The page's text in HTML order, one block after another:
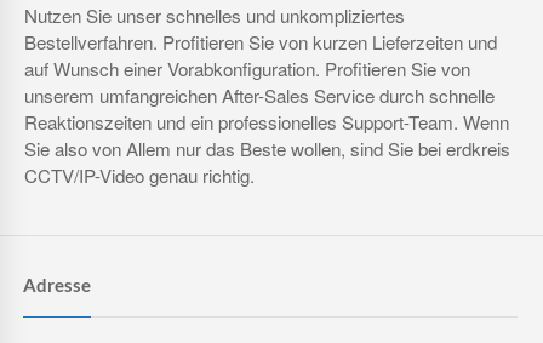
Nutzen Sie unser schnelles und unkompliziertes
Bestellverfahren. Profitieren Sie von kurzen Lieferzeiten und
auf Wunsch einer Vorabkonfiguration. Profitieren Sie von
unserem umfangreichen After-Sales Service durch schnelle
Reaktionszeiten und ein professionelles Support-Team. Wenn
Sie also von Allem nur das Beste wollen, sind Sie bei erdkreis
CCTV/IP-Video genau richtig.
Adresse